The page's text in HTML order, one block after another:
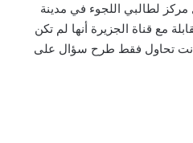
لطالبي اللجوء في مدينة
مع قناة الجزيرة أنها لم تكن
تحاول فقط طرح سؤال على